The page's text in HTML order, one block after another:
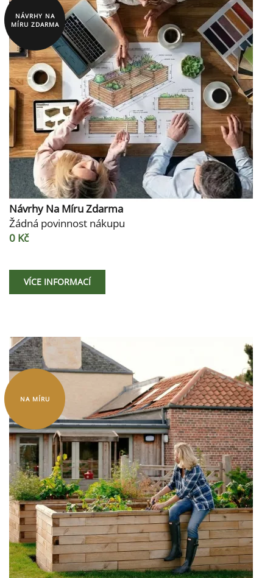
NÁVRHY NA
MÍRU ZDARMA
Návrhy Na Míru Zdarma
Žádná povinnost nákupu
0 Kč
VÍCE INFORMACÍ
NA MÍRU